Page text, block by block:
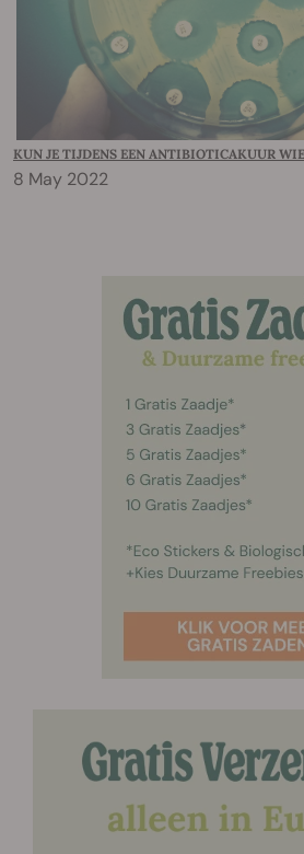
KUN JE TIJDENS EEN ANTIBIOTICAKUUR
8 May 2022